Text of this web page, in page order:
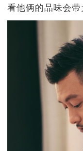
看他俩的品味会带